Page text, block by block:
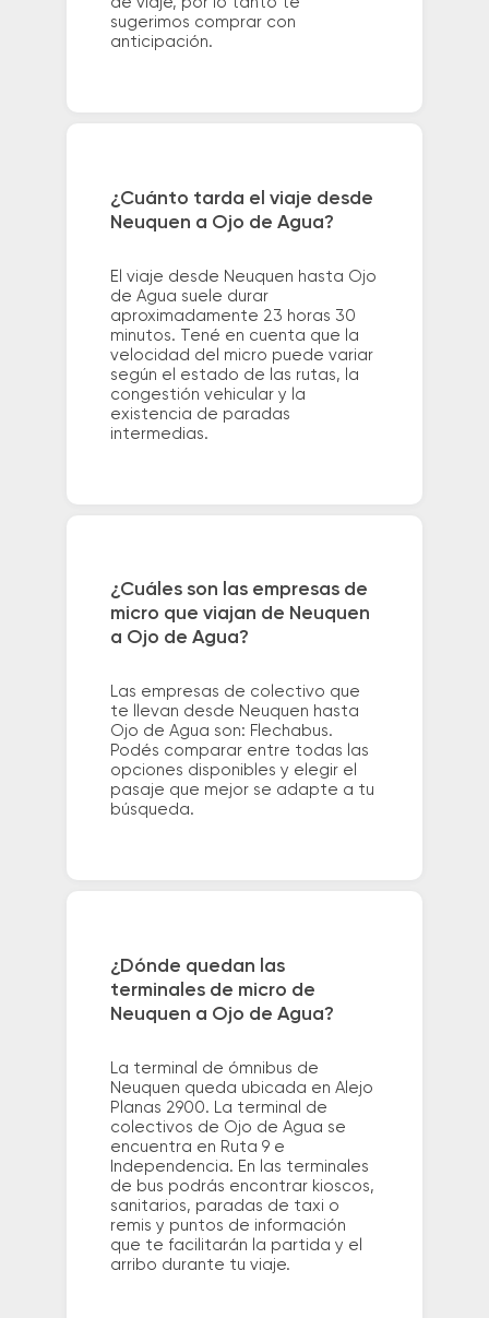
sugerimos comprar con
anticipación.
¿Cuánto tarda el viaje desde
Neuquen a Ojo de Agua?
El viaje desde Neuquen hasta Ojo
de Agua suele durar
aproximadamente 23 horas 30
minutos. Tené en cuenta que la
velocidad del micro puede variar
según el estado de las rutas, la
congestión vehicular y la
existencia de paradas
intermedias.
¿Cuáles son las empresas de
micro que viajan de Neuquen
a Ojo de Agua?
Las empresas de colectivo que
te llevan desde Neuquen hasta
Ojo de Agua son: Flechabus.
Podés comparar entre todas las
opciones disponibles y elegir el
pasaje que mejor se adapte a tu
búsqueda.
¿Dónde quedan las
terminales de micro de
Neuquen a Ojo de Agua?
La terminal de ómnibus de
Neuquen queda ubicada en Alejo
Planas 2900. La terminal de
colectivos de Ojo de Agua se
encuentra en Ruta 9 e
Independencia. En las terminales
de bus podrás encontrar kioscos,
sanitarios, paradas de taxi o
remis y puntos de información
que te facilitarán la partida y el
arribo durante tu viaje.